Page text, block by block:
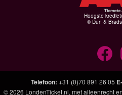
Hoogste
© Dun &
Telefoon: +31 (0)70 891 26 05
© 2026 LondenTicket.nl, met alleenrecht